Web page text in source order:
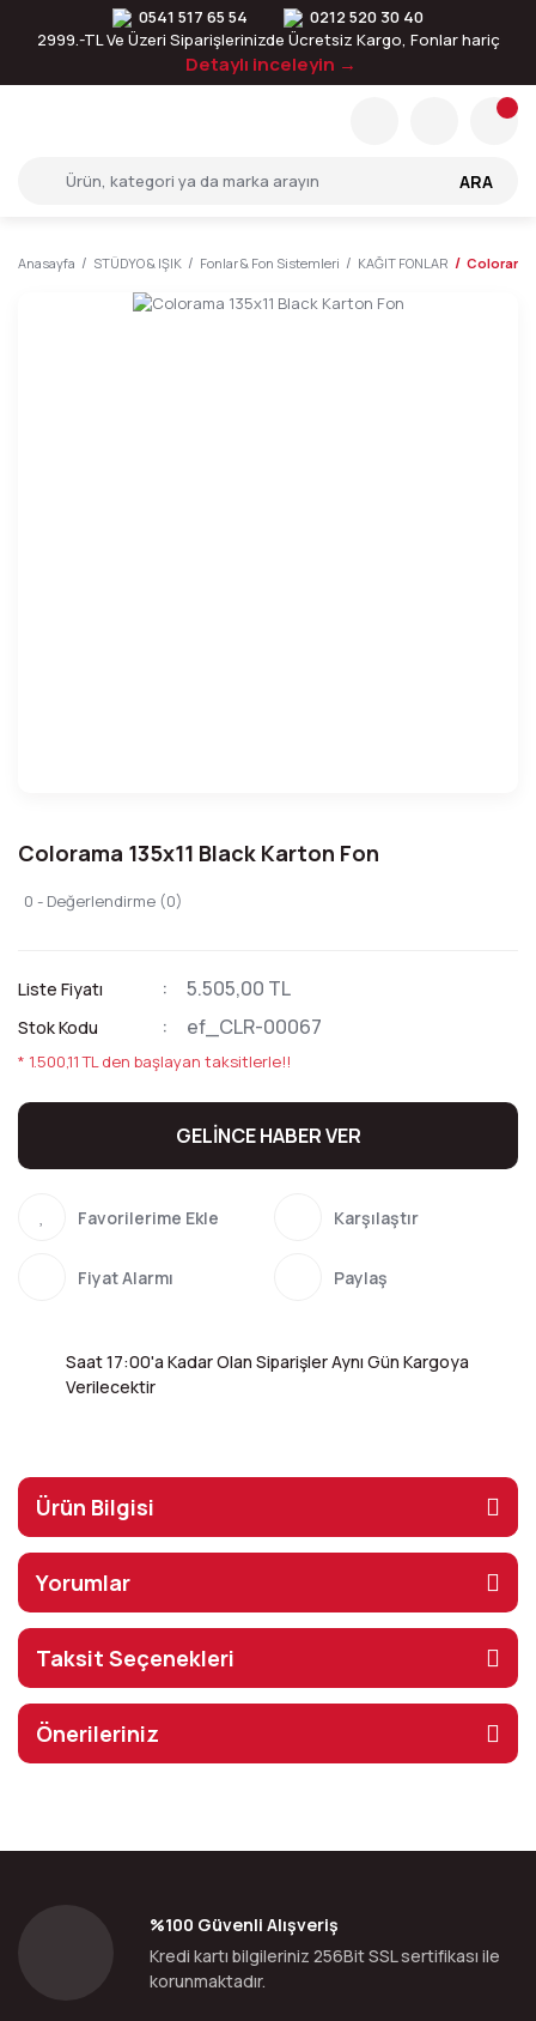
0541 517 65 54
0212 520 30 40
2999.-TL Ve Üzeri Siparişlerinizde Ücretsiz Kargo, Fonlar hariç
Detaylı inceleyin →
ARA
Anasayfa STÜDYO & IŞIK Fonlar & Fon Sistemleri KAĞIT FONLAR Colorama
Colorama 135x11 Black Karton Fon
0 - Değerlendirme (0)
Liste Fiyatı 5.505,00 TL
Stok Kodu ef_CLR-00067
* 1.500,11 TL den başlayan taksitlerle!!
GELİNCE HABER VER
Karşılaştır
Fiyat Alarmı Paylaş
Saat 17:00'a Kadar Olan Siparişler Aynı Gün Kargoya
Verilecektir
Ürün Bilgisi
Yorumlar
Taksit Seçenekleri
Önerileriniz
%100 Güvenli Alışveriş
Kredi kartı bilgileriniz 256Bit SSL sertifikası ile
korunmaktadır.